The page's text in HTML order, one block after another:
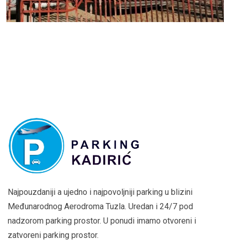
Najpouzdaniji a ujedno i najpovoljniji parking u blizini
Međunarodnog Aerodroma Tuzla. Uredan i 24/7 pod
nadzorom parking prostor. U ponudi imamo otvoreni i
zatvoreni parking prostor.